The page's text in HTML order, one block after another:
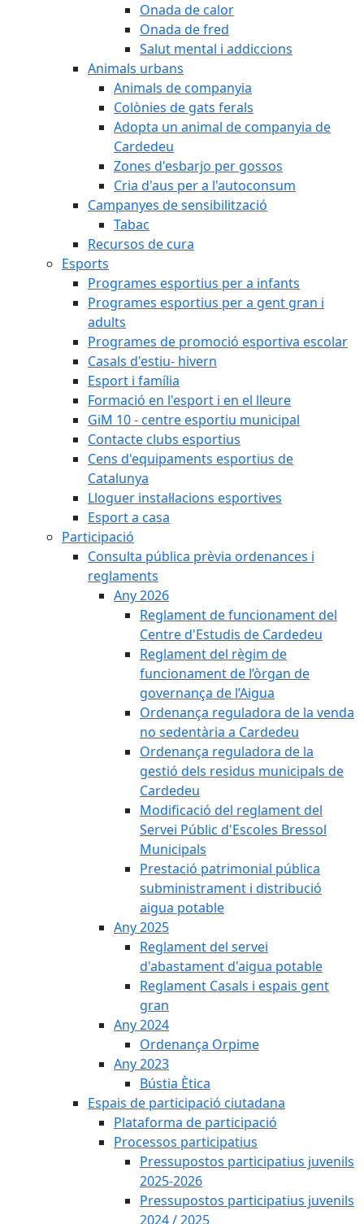
Onada de calor
Onada de fred
Salut mental i addiccions
Animals urbans
Animals de companyia
Colònies de gats ferals
Adopta un animal de companyia de
Cardedeu
Zones d'esbarjo per gossos
Cria d'aus per a l'autoconsum
Campanyes de sensibilització
Tabac
Recursos de cura
Esports
Programes esportius per a infants
Programes esportius per a gent gran i
adults
Programes de promoció esportiva escolar
Casals d'estiu- hivern
Esport i família
Formació en l'esport i en el lleure
GiM 10 - centre esportiu municipal
Contacte clubs esportius
Cens d'equipaments esportius de
Catalunya
Lloguer instal·lacions esportives
Esport a casa
Participació
Consulta pública prèvia ordenances i
reglaments
Any 2026
Reglament de funcionament del
Centre d'Estudis de Cardedeu
Reglament del règim de
funcionament de l’òrgan de
governança de l’Aigua
Ordenança reguladora de la venda
no sedentària a Cardedeu
Ordenança reguladora de la
gestió dels residus municipals de
Cardedeu
Modificació del reglament del
Servei Públic d'Escoles Bressol
Municipals
Prestació patrimonial pública
subministrament i distribució
aigua potable
Any 2025
Reglament del servei
d'abastament d'aigua potable
Reglament Casals i espais gent
gran
Any 2024
Ordenança Orpime
Any 2023
Bústia Ètica
Espais de participació ciutadana
Plataforma de participació
Processos participatius
Pressupostos participatius juvenils
2025-2026
Pressupostos participatius juvenils
2024 / 2025